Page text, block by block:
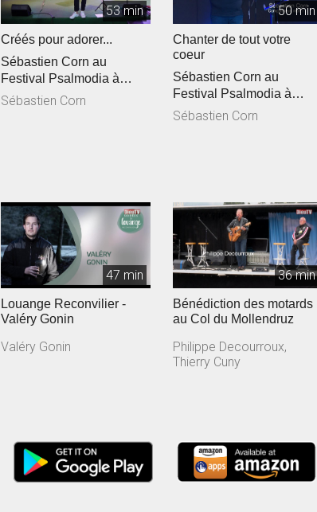
53 min
Créés pour adorer...
Sébastien Corn au
Festival Psalmodia à
Gagnières
Sébastien Corn
50 min
Chanter de tout votre
coeur
Sébastien Corn au
Festival Psalmodia à
Gagnières
Sébastien Corn
47 min
Louange Reconvilier -
Valéry Gonin
Valéry Gonin
36 min
Bénédiction des motards
au Col du Mollendruz
Philippe Decourroux,
Thierry Cuny